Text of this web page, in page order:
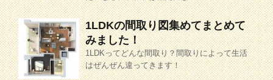
1LDKの間取り図集めてまとめて
みました！
1LDKってどんな間取り？間取りによって生活
はぜんぜん違ってきます！